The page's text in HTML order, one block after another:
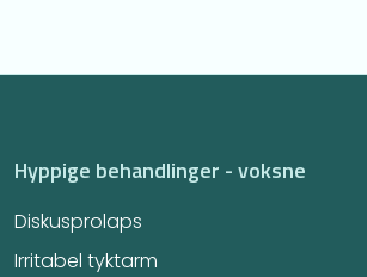
Hyppige behandlinger - voksne
Diskusprolaps
Irritabel tyktarm​